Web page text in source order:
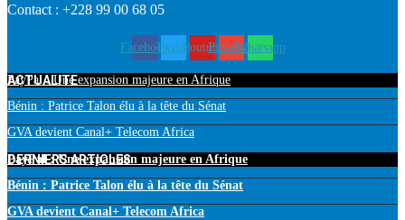
Contact : +228 99 00 68 05
FacebookTwitterYoutubeEnvelopeWhatsapp
ACTUALITE
PayPal : Une expansion majeure en Afrique
Bénin : Patrice Talon élu à la tête du Sénat
GVA devient Canal+ Telecom Africa
DERNIERS ARTICLES
PayPal : Une expansion majeure en Afrique
Bénin : Patrice Talon élu à la tête du Sénat
GVA devient Canal+ Telecom Africa